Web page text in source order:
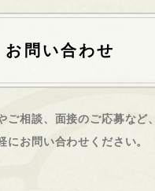
お問い合わせ
ご相談、面接のご応募など、
にお問い合わせください。